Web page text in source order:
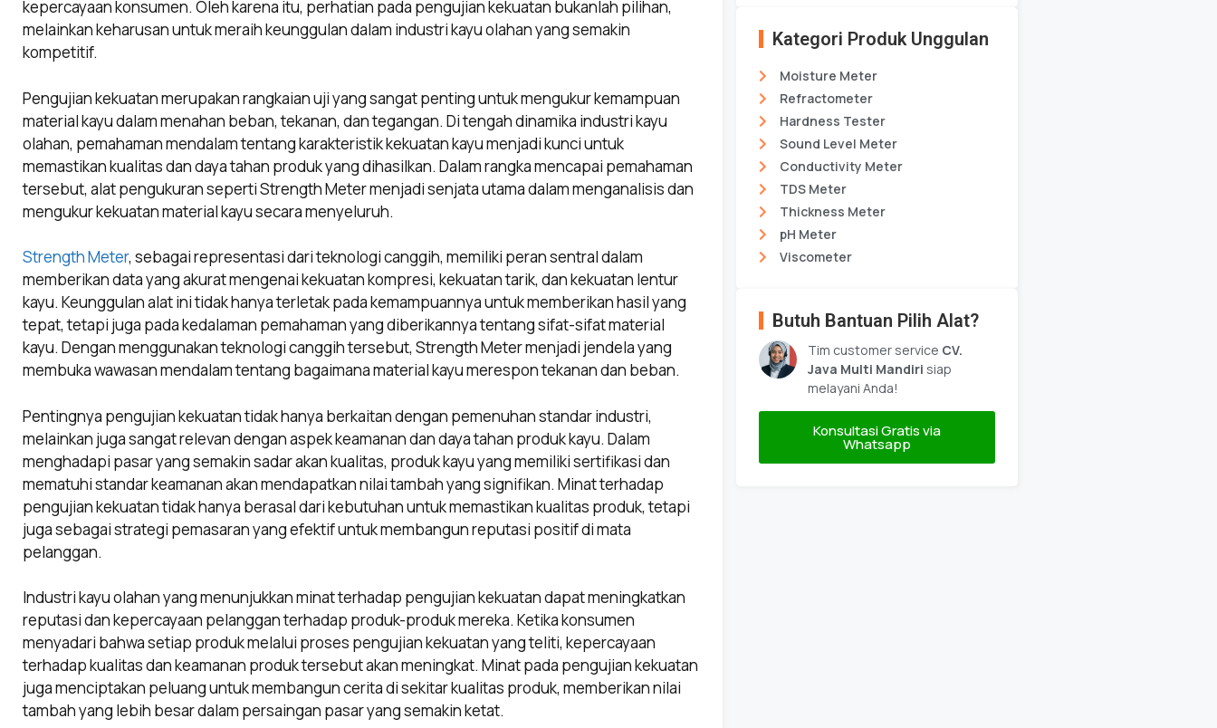
kepercayaan konsumen. Oleh karena itu, perhatian pada pengujian kekuatan bukanlah pilihan,
melainkan keharusan untuk meraih keunggulan dalam industri kayu olahan yang semakin
kompetitif.
Pengujian kekuatan merupakan rangkaian uji yang sangat penting untuk mengukur kemampuan
material kayu dalam menahan beban, tekanan, dan tegangan. Di tengah dinamika industri kayu
olahan, pemahaman mendalam tentang karakteristik kekuatan kayu menjadi kunci untuk
memastikan kualitas dan daya tahan produk yang dihasilkan. Dalam rangka mencapai pemahaman
tersebut, alat pengukuran seperti Strength Meter menjadi senjata utama dalam menganalisis dan
mengukur kekuatan material kayu secara menyeluruh.
Strength Meter, sebagai representasi dari teknologi canggih, memiliki peran sentral dalam
memberikan data yang akurat mengenai kekuatan kompresi, kekuatan tarik, dan kekuatan lentur
kayu. Keunggulan alat ini tidak hanya terletak pada kemampuannya untuk memberikan hasil yang
tepat, tetapi juga pada kedalaman pemahaman yang diberikannya tentang sifat-sifat material
kayu. Dengan menggunakan teknologi canggih tersebut, Strength Meter menjadi jendela yang
membuka wawasan mendalam tentang bagaimana material kayu merespon tekanan dan beban.
Pentingnya pengujian kekuatan tidak hanya berkaitan dengan pemenuhan standar industri,
melainkan juga sangat relevan dengan aspek keamanan dan daya tahan produk kayu. Dalam
menghadapi pasar yang semakin sadar akan kualitas, produk kayu yang memiliki sertifikasi dan
mematuhi standar keamanan akan mendapatkan nilai tambah yang signifikan. Minat terhadap
pengujian kekuatan tidak hanya berasal dari kebutuhan untuk memastikan kualitas produk, tetapi
juga sebagai strategi pemasaran yang efektif untuk membangun reputasi positif di mata
pelanggan.
Industri kayu olahan yang menunjukkan minat terhadap pengujian kekuatan dapat meningkatkan
reputasi dan kepercayaan pelanggan terhadap produk-produk mereka. Ketika konsumen
menyadari bahwa setiap produk melalui proses pengujian kekuatan yang teliti, kepercayaan
terhadap kualitas dan keamanan produk tersebut akan meningkat. Minat pada pengujian kekuatan
juga menciptakan peluang untuk membangun cerita di sekitar kualitas produk, memberikan nilai
tambah yang lebih besar dalam persaingan pasar yang semakin ketat.
Kategori Produk Unggulan
Moisture Meter
Refractometer
Hardness Tester
Sound Level Meter
Conductivity Meter
TDS Meter
Thickness Meter
pH Meter
Viscometer
Butuh Bantuan Pilih Alat?
Tim customer service CV.
Java Multi Mandiri siap
melayani Anda!
Konsultasi Gratis via
Whatsapp